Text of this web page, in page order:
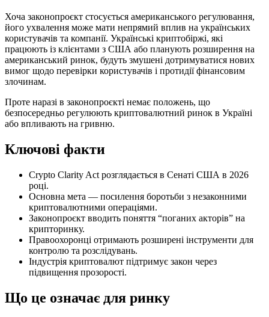
Хоча законопроєкт стосується американського регулювання,
його ухвалення може мати непрямий вплив на українських
користувачів та компанії. Українські криптобіржі, які
працюють із клієнтами з США або планують розширення на
американський ринок, будуть змушені дотримуватися нових
вимог щодо перевірки користувачів і протидії фінансовим
злочинам.
Проте наразі в законопроєкті немає положень, що
безпосередньо регулюють криптовалютний ринок в Україні
або впливають на гривню.
Ключові факти
Crypto Clarity Act розглядається в Сенаті США в 2026
році.
Основна мета — посилення боротьби з незаконними
криптовалютними операціями.
Законопроєкт вводить поняття “поганих акторів” на
крипторинку.
Правоохоронці отримають розширені інструменти для
контролю та розслідувань.
Індустрія криптовалют підтримує закон через
підвищення прозорості.
Що це означає для ринку